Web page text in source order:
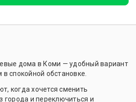
дома в Коми — удобный вариант
спокойной обстановке.
когда хочется сменить
города и переключиться и